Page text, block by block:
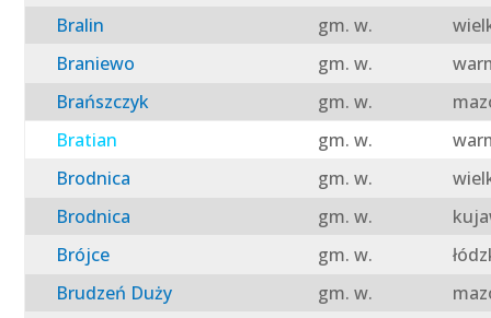
Bralin
gm. w.
Braniewo
gm. w.
Brańszczyk
gm. w.
Bratian
gm. w.
Brodnica
gm. w.
Brodnica
gm. w.
Brójce
gm. w.
Brudzeń Duży
gm. w.